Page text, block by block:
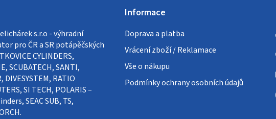
s.r.o - výhradní
pro ČR a SR potápěčských
CYLINDERS,
SCUBATECH, SANTI,
DIVESYSTEM, RATIO
SI TECH, POLARIS –
SEAC SUB, TS,
Informace
Doprava a platba
Vrácení zboží / Reklamace
Vše o nákupu
Podmínky ochrany osobních údajů